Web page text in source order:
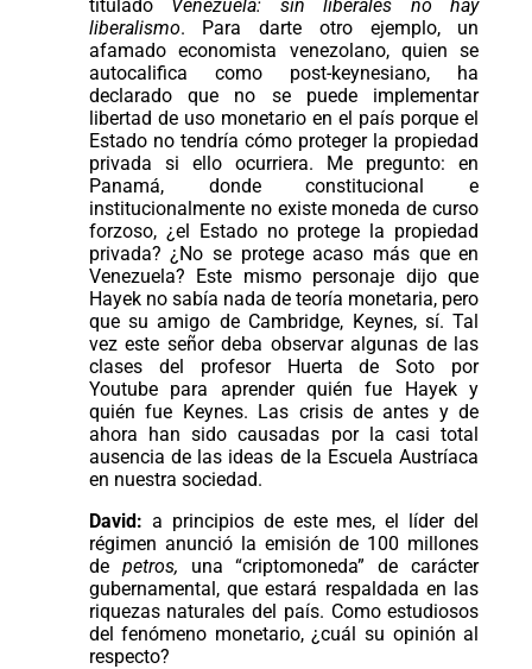
titulado Venezuela: sin liberales no hay
liberalismo. Para darte otro ejemplo, un
afamado economista venezolano, quien se
autocalifica como post-keynesiano, ha
declarado que no se puede implementar
libertad de uso monetario en el país porque el
Estado no tendría cómo proteger la propiedad
privada si ello ocurriera. Me pregunto: en
Panamá, donde constitucional e
institucionalmente no existe moneda de curso
forzoso, ¿el Estado no protege la propiedad
privada? ¿No se protege acaso más que en
Venezuela? Este mismo personaje dijo que
Hayek no sabía nada de teoría monetaria, pero
que su amigo de Cambridge, Keynes, sí. Tal
vez este señor deba observar algunas de las
clases del profesor Huerta de Soto por
Youtube para aprender quién fue Hayek y
quién fue Keynes. Las crisis de antes y de
ahora han sido causadas por la casi total
ausencia de las ideas de la Escuela Austríaca
en nuestra sociedad.
David: a principios de este mes, el líder del
régimen anunció la emisión de 100 millones
de petros, una “criptomoneda” de carácter
gubernamental, que estará respaldada en las
riquezas naturales del país. Como estudiosos
del fenómeno monetario, ¿cuál su opinión al
respecto?